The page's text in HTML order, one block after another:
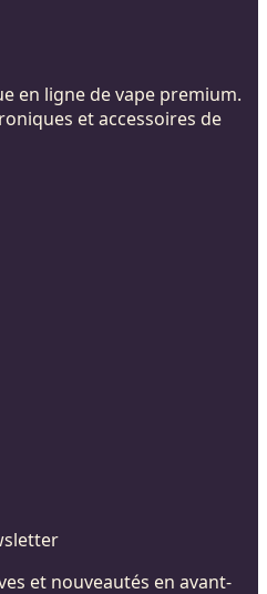
en ligne de vape premium.
et accessoires de
et nouveautés en avant-